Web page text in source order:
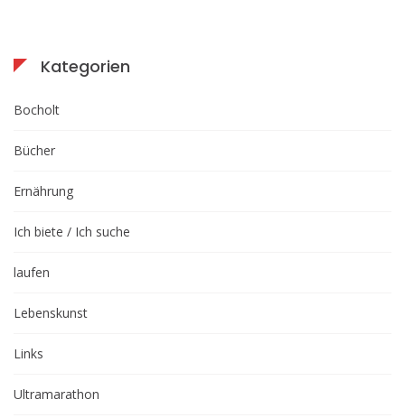
Kategorien
Bocholt
Bücher
Ernährung
Ich biete / Ich suche
laufen
Lebenskunst
Links
Ultramarathon